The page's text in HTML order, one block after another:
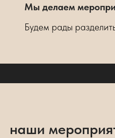
Мы делаем
Будем рады
наши